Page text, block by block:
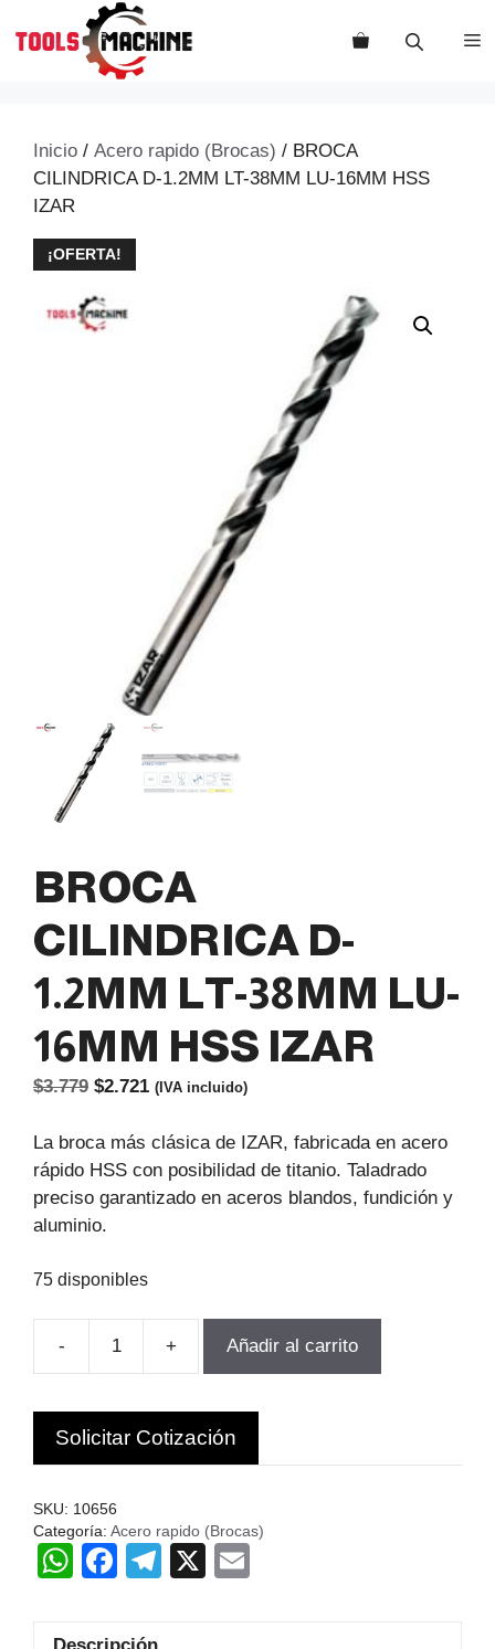
Inicio / Acero rapido (Brocas) / BROCA
CILINDRICA D-1.2MM LT-38MM LU-16MM HSS
IZAR
¡OFERTA!
BROCA
CILINDRICA D-
1.2MM LT-38MM LU-
16MM HSS IZAR
$3.779 El
original
era:
$3.779.
$2.721El
actual
es:
$2.721.
(IVA incluido)
La broca más clásica de IZAR, fabricada en acero
rápido HSS con posibilidad de titanio. Taladrado
preciso garantizado en aceros blandos, fundición y
aluminio.
75 disponibles
-
BROCA
D-
1.2MM
LT-
LU-
16MM
HSS
+ Añadir al carrito
Solicitar Cotización
SKU: 10656
Categoría: Acero rapido (Brocas)
W
at
F
c
T
X